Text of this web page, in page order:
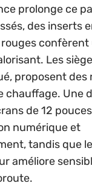
prolonge ce
des inserts
Les
proposent des
chauffage. Une
de 12
numérique et
tandis que
améliore